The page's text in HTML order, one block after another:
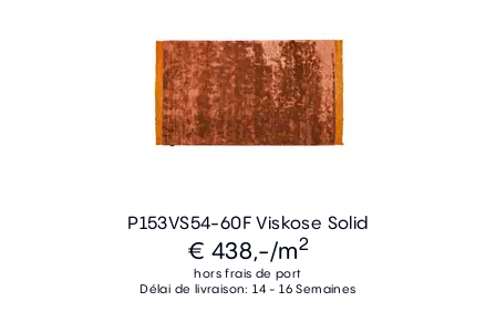
P153VS54-60F Viskose Solid
€ 438,-/m2
hors frais de port
Délai de livraison: 14 - 16 Semaines